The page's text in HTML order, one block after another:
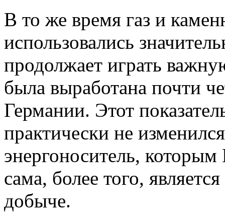
В то же время газ и
использовались
продолжает играть
была выработана почти
Германии. Этот
практически не
энергоноситель, которым
сама, более того,
добыче.